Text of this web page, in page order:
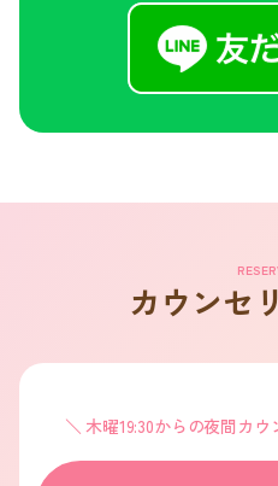
カウンセ
木曜19:30からの夜間カ